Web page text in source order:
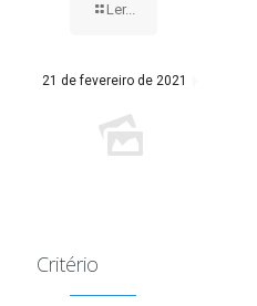
Ler...
21 de fevereiro de 2021
Critério